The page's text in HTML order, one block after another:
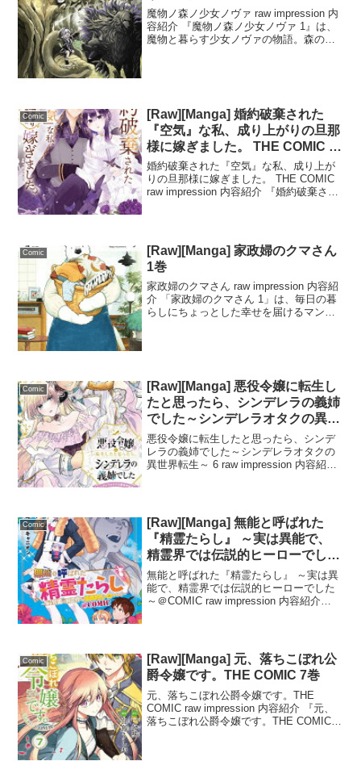
魔物ノ森ノ少女ノヴァ raw impression 内
容紹介 『魔物ノ森ノ少女ノヴァ 1』は、
魔物と暮らす少女ノヴァの物語。森の長
Comic
[Raw][Manga] 婚約破棄された
『空気』な私、成り上がりの旦那
様に嫁ぎました。 THE COMIC 3
巻
婚約破棄された『空気』な私、成り上が
りの旦那様に嫁ぎました。 THE COMIC
raw impression 内容紹介 『婚約破棄され
Comic
[Raw][Manga] 家政婦のクマさん
1巻
家政婦のクマさん raw impression 内容紹
介 「家政婦のクマさん 1」は、毎日の暮
らしにちょっとした幸せを届けるマンガ
Comic
[Raw][Manga] 悪役令嬢に転生し
たと思ったら、シンデレラの義姉
でした～シンデレラオタクの異世
界転生～ 6巻
悪役令嬢に転生したと思ったら、シンデ
レラの義姉でした～シンデレラオタクの
異世界転生～ 6 raw impression 内容紹介
主...
Comic
[Raw][Manga] 無能と呼ばれた
『精霊たらし』 ～実は異能で、
精霊界では伝説的ヒーローでした
～＠COMIC 6巻
無能と呼ばれた『精霊たらし』 ～実は異
能で、精霊界では伝説的ヒーローでした
～＠COMIC raw impression 内容紹介
Comic
[Raw][Manga] 元、落ちこぼれ公
爵令嬢です。THE COMIC 7巻
元、落ちこぼれ公爵令嬢です。THE
COMIC raw impression 内容紹介 『元、
落ちこぼれ公爵令嬢です。THE COMIC